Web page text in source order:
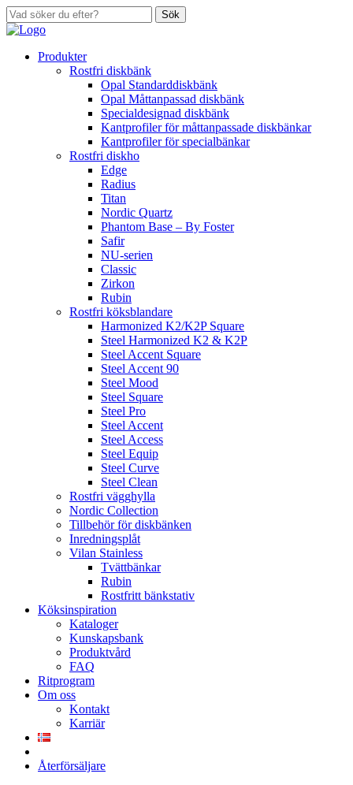
Sök
Produkter
Rostfri diskbänk
Opal Standarddiskbänk
Opal Måttanpassad diskbänk
Specialdesignad diskbänk
Kantprofiler för måttanpassade diskbänkar
Kantprofiler för specialbänkar
Rostfri diskho
Edge
Radius
Titan
Nordic Quartz
Phantom Base – By Foster
Safir
NU-serien
Classic
Zirkon
Rubin
Rostfri köksblandare
Harmonized K2/K2P Square
Steel Harmonized K2 & K2P
Steel Accent Square
Steel Accent 90
Steel Mood
Steel Square
Steel Pro
Steel Accent
Steel Access
Steel Equip
Steel Curve
Steel Clean
Rostfri vägghylla
Nordic Collection
Tillbehör för diskbänken
Inredningsplåt
Vilan Stainless
Tvättbänkar
Rubin
Rostfritt bänkstativ
Köksinspiration
Kataloger
Kunskapsbank
Produktvård
FAQ
Ritprogram
Om oss
Kontakt
Karriär
Återförsäljare